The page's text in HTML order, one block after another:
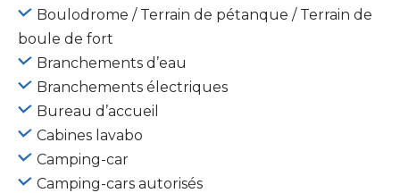
Boulodrome / Terrain de pétanque / Terrain de
boule de fort
Branchements d’eau
Branchements électriques
Bureau d’accueil
Cabines lavabo
Camping-car
Camping-cars autorisés